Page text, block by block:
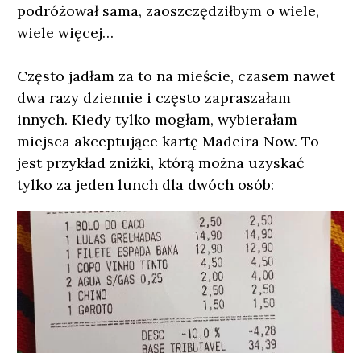
podróżował sama, zaoszczędziłbym o wiele,
wiele więcej…
Często jadłam za to na mieście, czasem nawet
dwa razy dziennie i często zapraszałam
innych. Kiedy tylko mogłam, wybierałam
miejsca akceptujące kartę Madeira Now. To
jest przykład zniżki, którą można uzyskać
tylko za jeden lunch dla dwóch osób: